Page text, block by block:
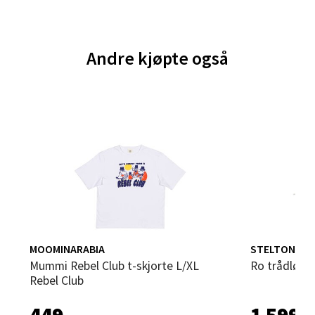
Andre kjøpte også
MOOMINARABIA
Mummi Rebel Club t-skjorte L/XL
Rebel Club
STELTON
Ro trådløs
Sartorvegen 12, 5353 Straume
Åpent i dag 10-21
0 i butikk